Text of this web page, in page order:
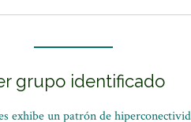
grupo identificado
exhibe un patrón de